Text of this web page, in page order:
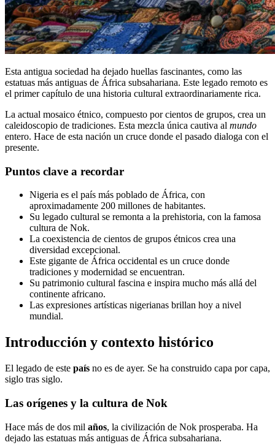
Esta antigua sociedad ha dejado huellas fascinantes, como las
estatuas más antiguas de África subsahariana. Este legado remoto es
el primer capítulo de una historia cultural extraordinariamente rica.
La actual mosaico étnico, compuesto por cientos de grupos, crea un
caleidoscopio de tradiciones. Esta mezcla única cautiva al mundo
entero. Hace de esta nación un cruce donde el pasado dialoga con el
presente.
Puntos clave a recordar
Nigeria es el país más poblado de África, con
aproximadamente 200 millones de habitantes.
Su legado cultural se remonta a la prehistoria, con la famosa
cultura de Nok.
La coexistencia de cientos de grupos étnicos crea una
diversidad excepcional.
Este gigante de África occidental es un cruce donde
tradiciones y modernidad se encuentran.
Su patrimonio cultural fascina e inspira mucho más allá del
continente africano.
Las expresiones artísticas nigerianas brillan hoy a nivel
mundial.
Introducción y contexto histórico
El legado de este país no es de ayer. Se ha construido capa por capa,
siglo tras siglo.
Las orígenes y la cultura de Nok
Hace más de dos mil años, la civilización de Nok prosperaba. Ha
dejado las estatuas más antiguas de África subsahariana.